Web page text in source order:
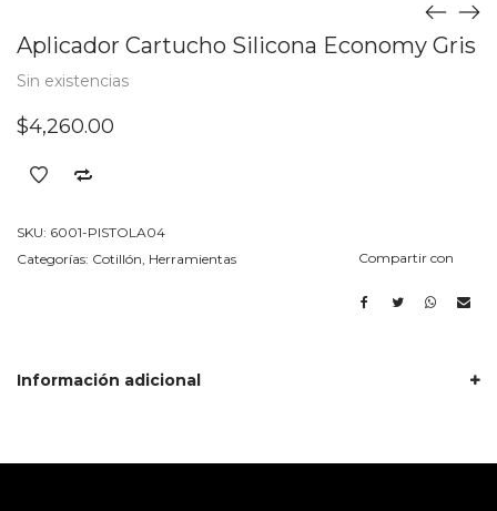
Aplicador Cartucho Silicona Economy Gris
Sin existencias
$4,260.00
SKU: 6001-PISTOLA04
Categorías: Cotillón Herramientas Compartir con
Información adicional